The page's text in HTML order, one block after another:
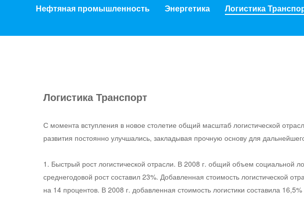
Нефтяная промышленность Энергетика Логистика
Логистика Транспорт
С момента вступления в новое столетие общий масштаб логистической
развития постоянно улучшались, закладывая прочную основу для
1. Быстрый рост логистической отрасли. В 2008 г. общий объем социальной
среднегодовой рост составил 23%. Добавленная стоимость логистической
на 14 процентов. В 2008 г. добавленная стоимость логистики составила